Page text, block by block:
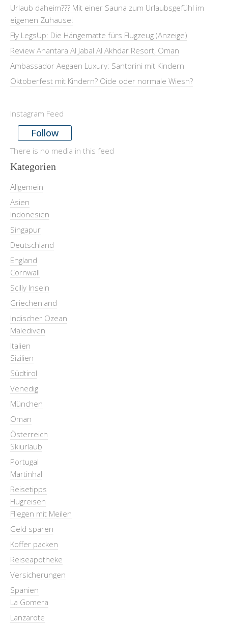
Urlaub daheim??? Mit einer Sauna zum Urlaubsgefühl im
eigenen Zuhause!
Fly LegsUp: Die Hängematte fürs Flugzeug (Anzeige)
Review Anantara Al Jabal Al Akhdar Resort, Oman
Ambassador Aegaen Luxury: Santorini mit Kindern
Oktoberfest mit Kindern? Oide oder normale Wiesn?
Instagram Feed
Follow
There is no media in this feed
Kategorien
Allgemein
Asien
Indonesien
Singapur
Deutschland
England
Cornwall
Scilly Inseln
Griechenland
Indischer Ozean
Malediven
Italien
Sizilien
Südtirol
Venedig
München
Oman
Österreich
Skiurlaub
Portugal
Martinhal
Reisetipps
Flugreisen
Fliegen mit Meilen
Geld sparen
Koffer packen
Reiseapotheke
Versicherungen
Spanien
La Gomera
Lanzarote